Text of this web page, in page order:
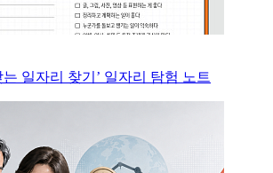
는 일자리 찾기’ 일자리 탐험 노트